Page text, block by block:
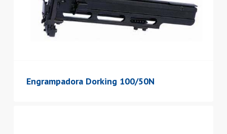
Engrampadora Dorking 100/50N